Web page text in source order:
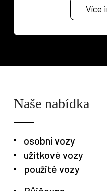
Více
Naše nabídka
osobní vozy
užitkové vozy
použité vozy